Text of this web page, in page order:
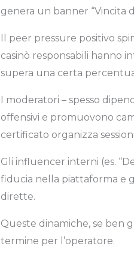
genera un banner “Vincita
Il peer pressure positivo
casinò responsabili hanno
supera una certa
I moderatori – spesso
offensivi e promuovono
certificato organizza
Gli influencer interni (es.
fiducia nella piattaforma e
dirette.
Queste dinamiche, se ben
termine per l’operatore.